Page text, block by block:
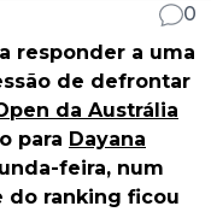
0
responder a uma
de defrontar
da Austrália
para Dayana
feira, num
do ranking ficou